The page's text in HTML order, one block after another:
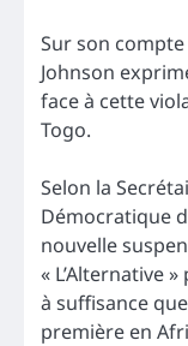
Sur son
Johnson
face à cette
Togo.
Selon la
Démocratique
nouvelle
« L’Alternative
à suffisance
première en